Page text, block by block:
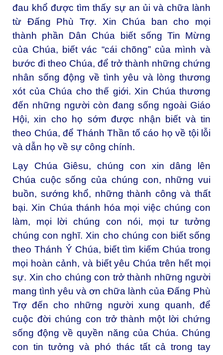
đau khổ được tìm thấy sự an ủi và chữa lành
từ Đấng Phù Trợ. Xin Chúa ban cho mọi
thành phần Dân Chúa biết sống Tin Mừng
của Chúa, biết vác “cái chõng” của mình và
bước đi theo Chúa, để trở thành những chứng
nhân sống động về tình yêu và lòng thương
xót của Chúa cho thế giới. Xin Chúa thương
đến những người còn đang sống ngoài Giáo
Hội, xin cho họ sớm được nhận biết và tin
theo Chúa, để Thánh Thần tố cáo họ về tội lỗi
và dẫn họ về sự công chính.
Lạy Chúa Giêsu, chúng con xin dâng lên
Chúa cuộc sống của chúng con, những vui
buồn, sướng khổ, những thành công và thất
bại. Xin Chúa thánh hóa mọi việc chúng con
làm, mọi lời chúng con nói, mọi tư tưởng
chúng con nghĩ. Xin cho chúng con biết sống
theo Thánh Ý Chúa, biết tìm kiếm Chúa trong
mọi hoàn cảnh, và biết yêu Chúa trên hết mọi
sự. Xin cho chúng con trở thành những người
mang tình yêu và ơn chữa lành của Đấng Phù
Trợ đến cho những người xung quanh, để
cuộc đời chúng con trở thành một lời chứng
sống động về quyền năng của Chúa. Chúng
con tin tưởng và phó thác tất cả trong tay